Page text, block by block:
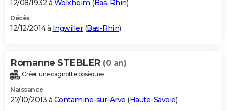
12/08/1932 à Wolxheim ( Bas-Rhin)
Décès
12/12/2014 à Ingwiller(Bas-Rhin)
Romanne STEBLER (0 an)
Créer une cagnotte obsèques
Naissance
27/10/2013 à Contamine-sur-Arve (Haute-Savoie)